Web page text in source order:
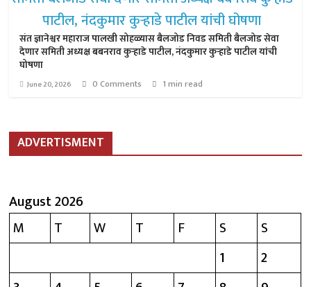
संत ज्ञानेश्वर महाराज पालखी सोहळ्यास बैलजोड निवड समिती बैलजोड सेवा
देणार समिती अध्यक्ष बबनराव कुऱ्हाडे पाटील, नंदकुमार कुऱ्हाडे पाटील यांची
घोषणा
June 20, 2026 0 Comments 1 min read
ADVERTISMENT
August 2026
M
T W T F S
S
1
2